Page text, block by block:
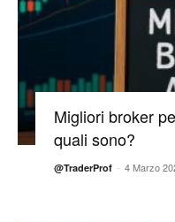
Migliori broker
quali sono?
@TraderProf - 4 Marzo